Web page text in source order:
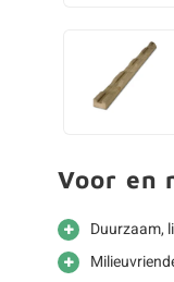
Voor en
Duurzaam,